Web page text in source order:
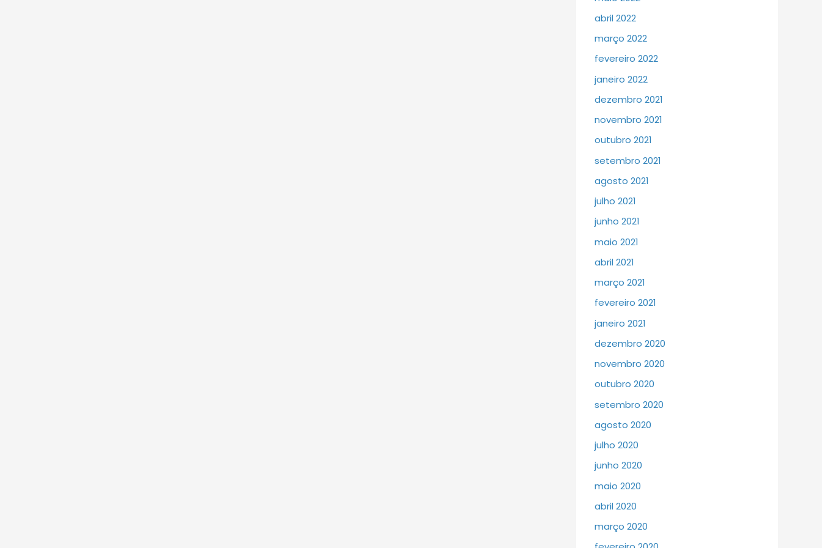
abril 2022
março 2022
fevereiro 2022
janeiro 2022
dezembro 2021
novembro 2021
outubro 2021
setembro 2021
agosto 2021
julho 2021
junho 2021
maio 2021
abril 2021
março 2021
fevereiro 2021
janeiro 2021
dezembro 2020
novembro 2020
outubro 2020
setembro 2020
agosto 2020
julho 2020
junho 2020
maio 2020
abril 2020
março 2020